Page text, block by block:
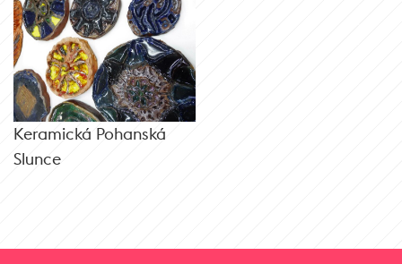
Keramická Pohanská
Slunce